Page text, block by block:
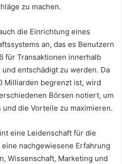
zu machen.
die Einrichtung eines
an, das es Benutzern
für Transaktionen innerhalb
entschädigt zu werden. Da
Milliarden begrenzt ist, wird
Börsen notiert, um
die Vorteile zu maximieren.
eine Leidenschaft für die
nachgewiesene Erfahrung
Wissenschaft, Marketing und